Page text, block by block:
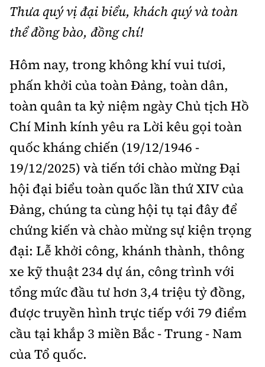
Thế giới xây dựng
Lối sống
Khám phá
Câu chuyện giao thông
Giải trí - Thể thao
Cơ quan chủ quản: Bộ Xây dựng
Giấy phép số: 03/GP-BVHTTDL, cấp ngày 1/4/2025.
Tòa soạn: Số 2 Nguyễn Công Hoan, phường Giảng Võ,
Hà Nội.
Tổng biên tập:Nguyễn Thị Hồng Nga
Phó Tổng biên tập:
Nguyễn Sơn Tùng,
Nguyễn Đức Thắng, La Đức Hùng
Hotline:
0901 514 799
Quảng cáo và Phát hành:
0915 057 282
Email:bandoc@baoxaydung.vn
Cấm sao chép dưới mọi hình thức nếu không có sự
chấp thuận bằng văn bản.
Thưa quý vị đại biểu, khách quý và toàn
thể đồng bào, đồng chí!
Hôm nay, trong không khí vui tươi,
phấn khởi của toàn Đảng, toàn dân,
toàn quân ta kỷ niệm ngày Chủ tịch Hồ
Chí Minh kính yêu ra Lời kêu gọi toàn
quốc kháng chiến (19/12/1946 -
19/12/2025) và tiến tới chào mừng Đại
hội đại biểu toàn quốc lần thứ XIV của
Đảng, chúng ta cùng hội tụ tại đây để
chứng kiến và chào mừng sự kiện trọng
đại: Lễ khởi công, khánh thành, thông
xe kỹ thuật 234 dự án, công trình với
tổng mức đầu tư hơn 3,4 triệu tỷ đồng,
được truyền hình trực tiếp với 79 điểm
cầu tại khắp 3 miền Bắc - Trung - Nam
của Tổ quốc.